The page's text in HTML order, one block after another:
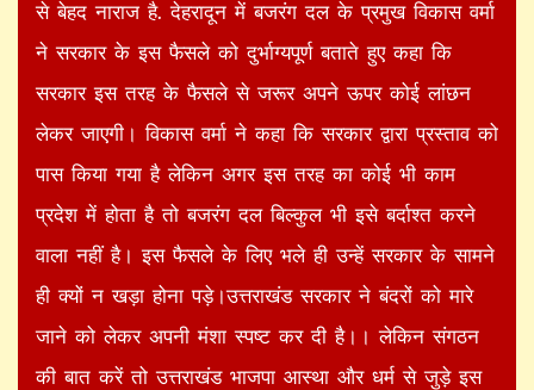
से बेहद नाराज है. देहरादून में बजरंग दल के प्रमुख विकास वर्मा
ने सरकार के इस फैसले को दुर्भाग्यपूर्ण बताते हुए कहा कि
सरकार इस तरह के फैसले से जरूर अपने ऊपर कोई लांछन
लेकर जाएगी। विकास वर्मा ने कहा कि सरकार द्वारा प्रस्ताव को
पास किया गया है लेकिन अगर इस तरह का कोई भी काम
प्रदेश में होता है तो बजरंग दल बिल्कुल भी इसे बर्दाश्त करने
वाला नहीं है। इस फैसले के लिए भले ही उन्हें सरकार के सामने
ही क्यों न खड़ा होना पड़े।उत्तराखंड सरकार ने बंदरों को मारे
जाने को लेकर अपनी मंशा स्पष्ट कर दी है।। लेकिन संगठन
की बात करें तो उत्तराखंड भाजपा आस्था और धर्म से जुड़े इस